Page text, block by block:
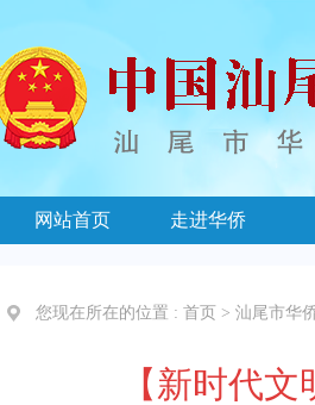
网站首页 走进华侨
您现在所在的位置 : 首页 > 汕尾市华
【新时代